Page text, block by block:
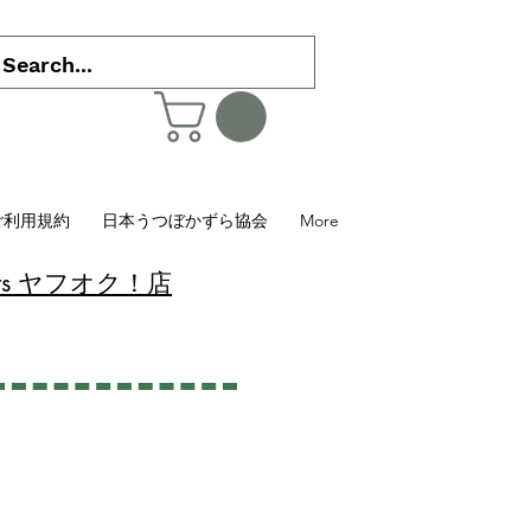
利用規約 日本うつぼかずら協会 More
ヤフオク！店